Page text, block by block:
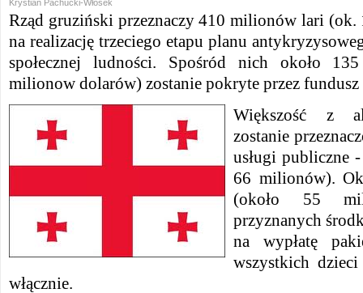
Krystian Pachucki-Włosek
Rząd gruziński przeznaczy 410 milionów lari
na realizację trzeciego etapu planu
społecznej ludności. Spośród nich około
milionow dolarów) zostanie pokryte przez
Większość z
zostanie
usługi publiczne
66 milionów).
(około 55
przyznanych
na wypłatę
wszystkich
włącznie.